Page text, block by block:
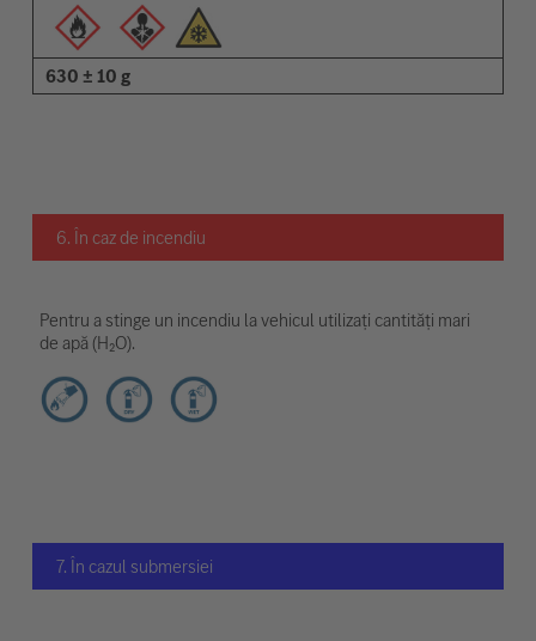
630 ± 10 g
6. În caz de incendiu
Pentru a stinge un incendiu la vehicul utilizați cantități mari
de apă (H₂O).
7. În cazul submersiei